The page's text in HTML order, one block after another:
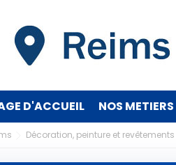
D'ACCUEIL NOS METIERS
Décoration, peinture et